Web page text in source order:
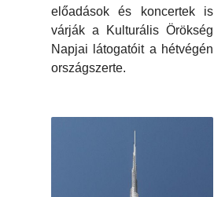
előadások és koncertek is
várják a Kulturális Örökség
Napjai látogatóit a hétvégén
országszerte.